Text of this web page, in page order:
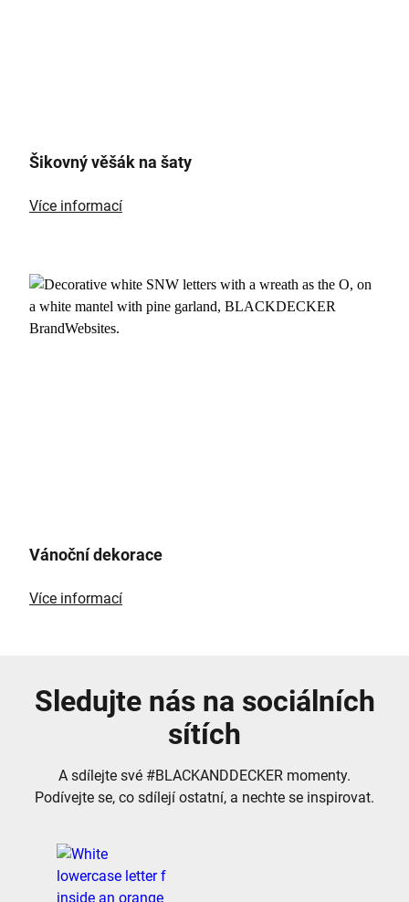
Šikovný věšák na šaty
Více informací
Vánoční dekorace
Více informací
Sledujte nás na sociálních
sítích
A sdílejte své #BLACKANDDECKER momenty.
Podívejte se, co sdílejí ostatní, a nechte se inspirovat.